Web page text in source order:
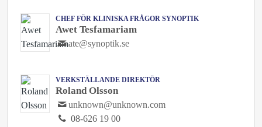
CHEF FÖR KLINISKA FRÅGOR SYNOPTIK
Awet Tesfamariam
ate@synoptik.se
VERKSTÄLLANDE DIREKTÖR
Roland Olsson
unknown@unknown.com
08-626 19 00